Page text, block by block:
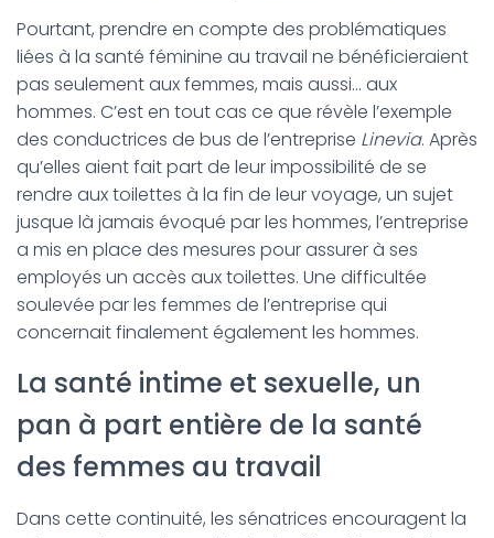
Pourtant, prendre en compte des problématiques
liées à la santé féminine au travail ne bénéficieraient
pas seulement aux femmes, mais aussi… aux
hommes. C’est en tout cas ce que révèle l’exemple
des conductrices de bus de l’entreprise Linevia. Après
qu’elles aient fait part de leur impossibilité de se
rendre aux toilettes à la fin de leur voyage, un sujet
jusque là jamais évoqué par les hommes, l’entreprise
a mis en place des mesures pour assurer à ses
employés un accès aux toilettes. Une difficultée
soulevée par les femmes de l’entreprise qui
concernait finalement également les hommes.
La santé intime et sexuelle, un
pan à part entière de la santé
des femmes au travail
Dans cette continuité, les sénatrices encouragent la